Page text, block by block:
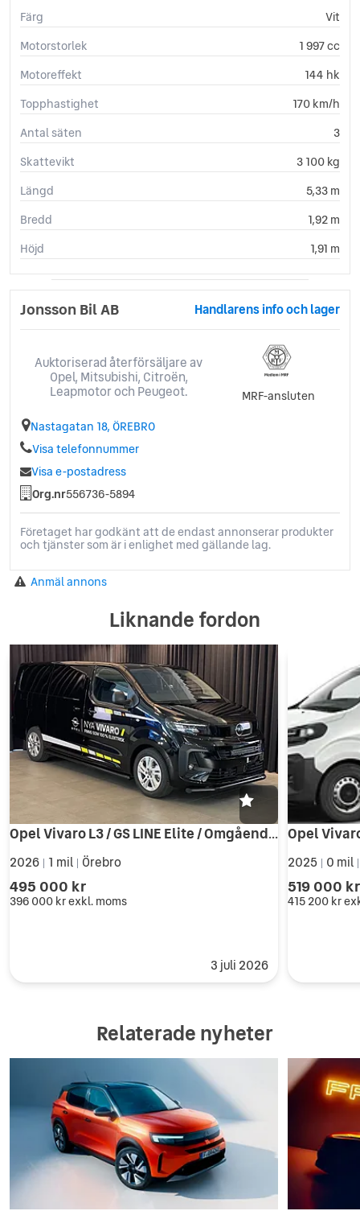
Färg
Vit
Motorstorlek
1 997 cc
Motoreffekt
144 hk
Topphastighet
170 km/h
Antal säten
3
Skattevikt
3 100 kg
Längd
5,33 m
Bredd
1,92 m
Höjd
1,91 m
Jonsson Bil AB Handlarens info och lager
Auktoriserad återförsäljare av
Opel, Mitsubishi, Citroën,
Leapmotor och Peugeot.
MRF-ansluten
Nastagatan 18, ÖREBRO
Visa telefonnummer
Visa e-postadress
Org.nr556736-5894
Företaget har godkänt att de endast annonserar produkter
och tjänster som är i enlighet med gällande lag.
Anmäl annons
Liknande fordon
Opel Vivaro L3 / GS LINE Elite / Omgående Lev / Drag & Värm /
2026 1 mil Örebro
495 000 kr
396 000 krexkl. moms
3 juli 2026
2025 0 mil
519 000 kr
415 200 kr
Relaterade nyheter